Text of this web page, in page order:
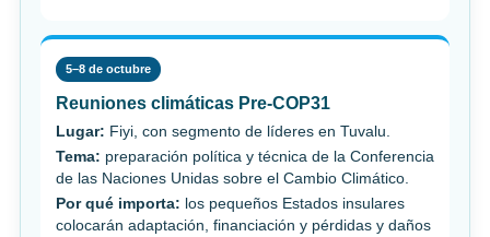
5–8 de octubre
Reuniones climáticas Pre-COP31
Lugar: Fiyi, con segmento de líderes en Tuvalu.
Tema: preparación política y técnica de la Conferencia
de las Naciones Unidas sobre el Cambio Climático.
Por qué importa: los pequeños Estados insulares
colocarán adaptación, financiación y pérdidas y daños